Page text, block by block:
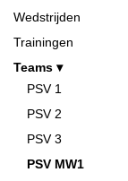
Wedstrijden
Trainingen
Teams
PSV 1
PSV 2
PSV 3
PSV MW1